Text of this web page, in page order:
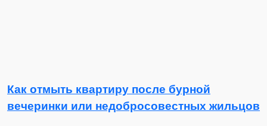
Как отмыть квартиру после бурной
вечеринки или недобросовестных жильцов